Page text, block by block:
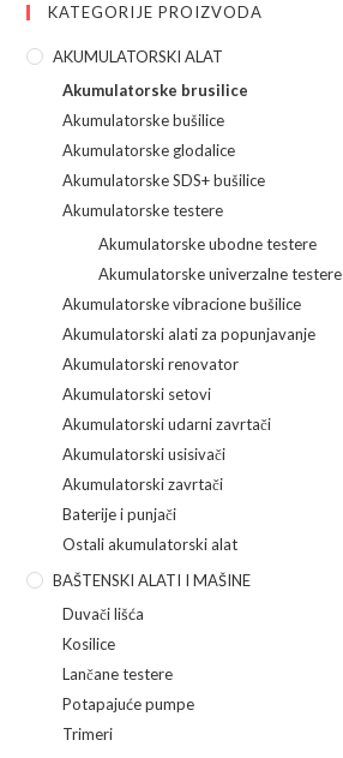
KATEGORIJE PROIZVODA
AKUMULATORSKI ALAT
Akumulatorske brusilice
Akumulatorske bušilice
Akumulatorske glodalice
Akumulatorske SDS+ bušilice
Akumulatorske testere
Akumulatorske ubodne testere
Akumulatorske univerzalne testere
Akumulatorske vibracione bušilice
Akumulatorski alati za popunjavanje
Akumulatorski renovator
Akumulatorski setovi
Akumulatorski udarni zavrtači
Akumulatorski usisivači
Akumulatorski zavrtači
Baterije i punjači
Ostali akumulatorski alat
BAŠTENSKI ALATI I MAŠINE
Duvači lišća
Kosilice
Lančane testere
Potapajuće pumpe
Trimeri